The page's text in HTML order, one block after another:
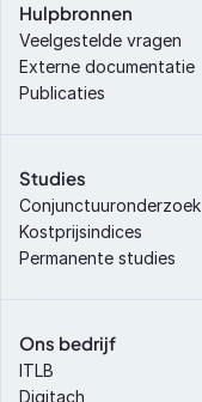
Hulpbronnen
Veelgestelde vragen
Externe documentatie
Publicaties
Studies
Conjunctuuronderzoek
Kostprijsindices
Permanente studies
Ons bedrijf
ITLB
Digitach